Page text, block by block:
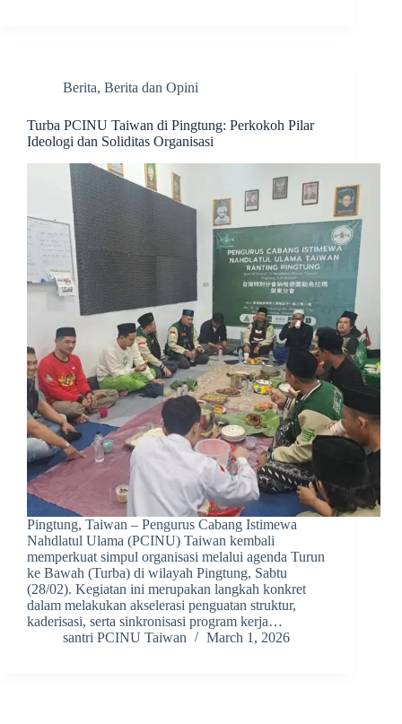
Berita, Berita dan Opini
Turba PCINU Taiwan di Pingtung: Perkokoh Pilar
Ideologi dan Soliditas Organisasi
Pingtung, Taiwan – Pengurus Cabang Istimewa
Nahdlatul Ulama (PCINU) Taiwan kembali
memperkuat simpul organisasi melalui agenda Turun
ke Bawah (Turba) di wilayah Pingtung, Sabtu
(28/02). Kegiatan ini merupakan langkah konkret
dalam melakukan akselerasi penguatan struktur,
kaderisasi, serta sinkronisasi program kerja…
santri PCINU Taiwan
March 1, 2026